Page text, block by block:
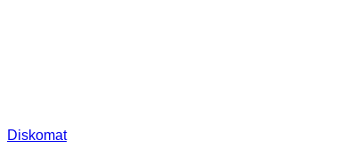
Diskomat